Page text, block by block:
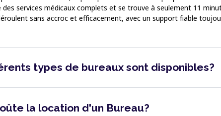
services médicaux complets et se trouve à seulement 11
sans accroc et efficacement, avec un support fiable
types de bureaux sont disponibles?
la location d'un Bureau?